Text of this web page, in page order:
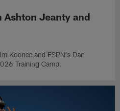
Ashton Jeanty and
Koonce and ESPN's Dan
Training Camp.